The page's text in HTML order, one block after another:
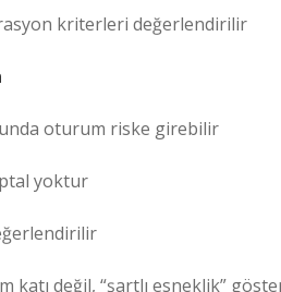
kriterleri değerlendirilir
oturum riske girebilir
yoktur
katı değil, “şartlı esneklik”